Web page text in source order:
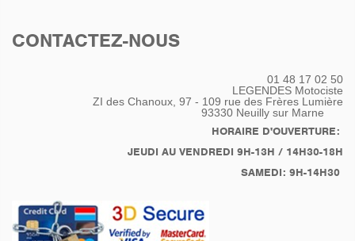
Pouvoir optimal de
fréquemment pour les
CONTACTEZ-NOUS
01 48 17 02 50
LEGENDES Motociste
ZI des Chanoux, 97 - 109 rue des Frères Lumière
93330 Neuilly sur Marne
HORAIRE D'OUVERTURE:
JEUDI AU VENDREDI 9H-13H / 14H30-18H
SAMEDI: 9H-14H30